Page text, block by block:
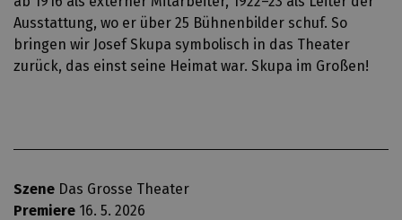
Ausstattung, wo er über 25 Bühnenbilder schuf. So
bringen wir Josef Skupa symbolisch in das Theater
zurück, das einst seine Heimat war. Skupa im Großen!
Szene Das Grosse Theater
Premiere 16. 5. 2026